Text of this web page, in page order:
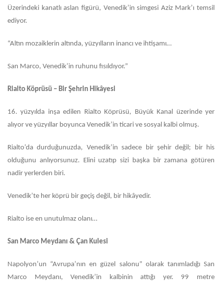
Üzerindeki kanatlı aslan figürü, Venedik’in simgesi Aziz Mark’ı temsil
ediyor.
“Altın mozaiklerin altında, yüzyılların inancı ve ihtişamı…
San Marco, Venedik’in ruhunu fısıldıyor.”
Rialto Köprüsü – Bir Şehrin Hikâyesi
16. yüzyılda inşa edilen Rialto Köprüsü, Büyük Kanal üzerinde yer
alıyor ve yüzyıllar boyunca Venedik’in ticari ve sosyal kalbi olmuş.
Rialto’da durduğunuzda, Venedik’in sadece bir şehir değil; bir his
olduğunu anlıyorsunuz. Elini uzatıp sizi başka bir zamana götüren
nadir yerlerden biri.
Venedik’te her köprü bir geçiş değil, bir hikâyedir.
Rialto ise en unutulmaz olanı…
San Marco Meydanı & Çan Kulesi
Napolyon’un “Avrupa’nın en güzel salonu” olarak tanımladığı San
Marco Meydanı, Venedik’in kalbinin attığı yer. 99 metre